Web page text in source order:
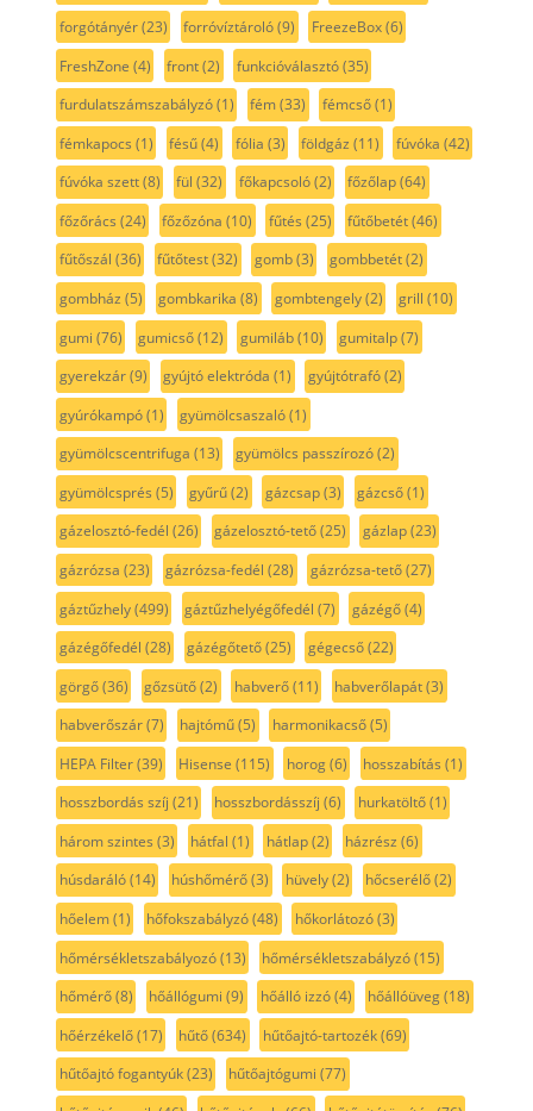
forgótányér(23) forróvíztároló(9) FreezeBox(6)
FreshZone (4) front(2) funkcióválasztó(35)
furdulatszámszabályzó(1) fém(33) fémcső(1)
fémkapocs (1) fésű(4) fólia (3) földgáz (11) fúvóka (42)
fúvóka szett(8) fül (32) főkapcsoló(2) főzőlap(64)
főzőrács (24) főzőzóna (10) fűtés (25) fűtőbetét(46)
fűtőszál (36) fűtőtest(32) gomb(3) gombbetét(2)
gombház (5) gombkarika (8) gombtengely(2) grill (10)
gumi (76) gumicső(12) gumiláb(10) gumitalp(7)
gyerekzár(9) gyújtó elektróda (1) gyújtótrafó(2)
gyúrókampó(1) gyümölcsaszaló(1)
gyümölcscentrifuga (13) gyümölcs passzírozó(2)
gyümölcsprés (5) gyűrű(2) gázcsap(3) gázcső(1)
gázelosztó-fedél (26) gázelosztó-tető(25) gázlap(23)
gázrózsa (23) gázrózsa-fedél (28) gázrózsa-tető(27)
gáztűzhely(499) gáztűzhelyégőfedél (7) gázégő(4)
gázégőfedél (28) gázégőtető(25) gégecső(22)
görgő(36) gőzsütő(2) habverő(11) habverőlapát(3)
habverőszár(7) hajtómű(5) harmonikacső(5)
HEPA Filter(39) Hisense (115) horog(6) hosszabítás (1)
hosszbordás szíj (21) hosszbordásszíj (6) hurkatöltő(1)
három szintes (3) hátfal (1) hátlap(2) házrész (6)
húsdaráló(14) húshőmérő(3) hüvely(2) hőcserélő(2)
hőelem(1) hőfokszabályzó(48) hőkorlátozó(3)
hőmérsékletszabályozó(13) hőmérsékletszabályzó(15)
hőmérő(8) hőállógumi (9) hőálló izzó(4) hőállóüveg(18)
hőérzékelő(17) hűtő(634) hűtőajtó-tartozék(69)
hűtőajtó fogantyúk(23) hűtőajtógumi (77)